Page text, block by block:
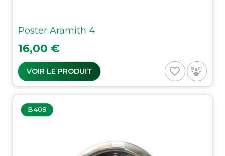
Poster Aramith 4
Prix
16,00 €
VOIR LE PRODUIT favorite_border
B408